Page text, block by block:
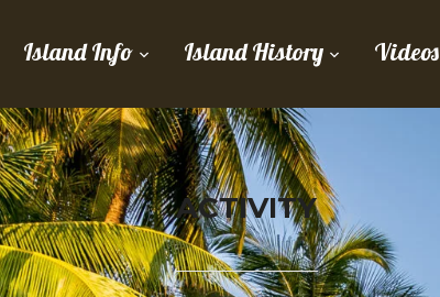
Island Info Island History Videos
ACTIVITY